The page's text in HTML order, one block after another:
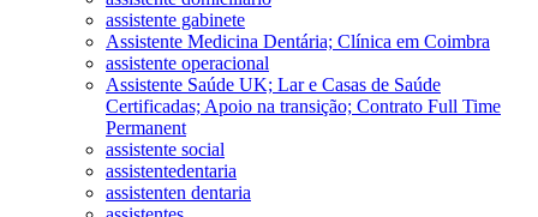
assistente gabinete
Assistente Medicina Dentária; Clínica em Coimbra
assistente operacional
Assistente Saúde UK; Lar e Casas de Saúde
Certificadas; Apoio na transição; Contrato Full Time
Permanent
assistente social
assistentedentaria
assistenten dentaria